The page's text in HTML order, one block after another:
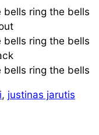
bells ring the bells
bells ring the bells
bells ring the bells
, justinas jarutis